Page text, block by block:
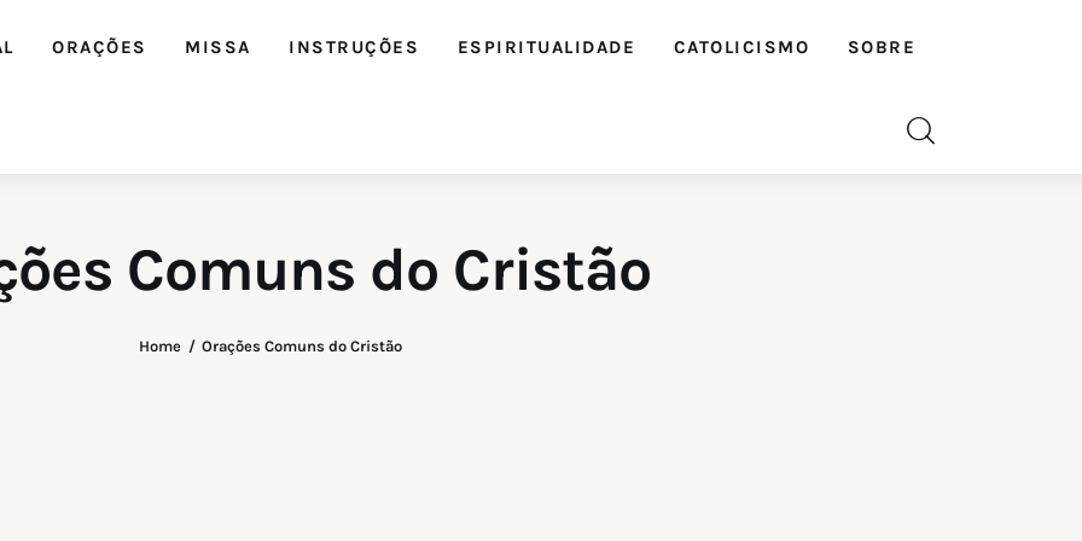
ORAÇÕES MISSA INSTRUÇÕES ESPIRITUALIDADE CATOLICISMO SOBRE
Comuns do Cristão
Home Orações Comuns do Cristão
Editorial
Orações